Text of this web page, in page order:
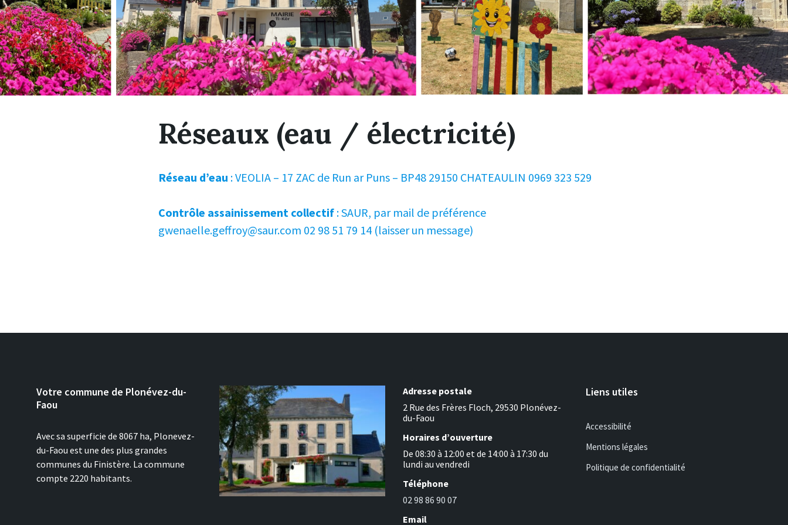
Réseaux (eau / électricité)
Réseau d’eau : VEOLIA – 17 ZAC de Run ar Puns – BP48 29150 CHATEAULIN 0969 323 529
Contrôle assainissement collectif : SAUR, par mail de préférence
gwenaelle.geffroy@saur.com 02 98 51 79 14 (laisser un message)
Votre commune de Plonévez-du-
Faou
Avec sa superficie de 8067 ha, Plonevez-
du-Faou est une des plus grandes
communes du Finistère. La commune
compte 2220 habitants.
Adresse postale
2 Rue des Frères Floch, 29530 Plonévez-
du-Faou
Horaires d’ouverture
De 08:30 à 12:00 et de 14:00 à 17:30 du
lundi au vendredi
Téléphone
02 98 86 90 07
Email
Liens utiles
Accessibilité
Mentions légales
Politique de confidentialité